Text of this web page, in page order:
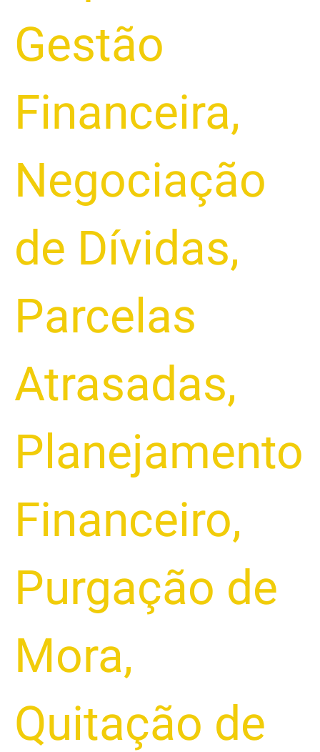
Gestão
Financeira,
Negociação
de Dívidas,
Parcelas
Atrasadas,
Planejamento
Financeiro,
Purgação de
Mora,
Quitação de